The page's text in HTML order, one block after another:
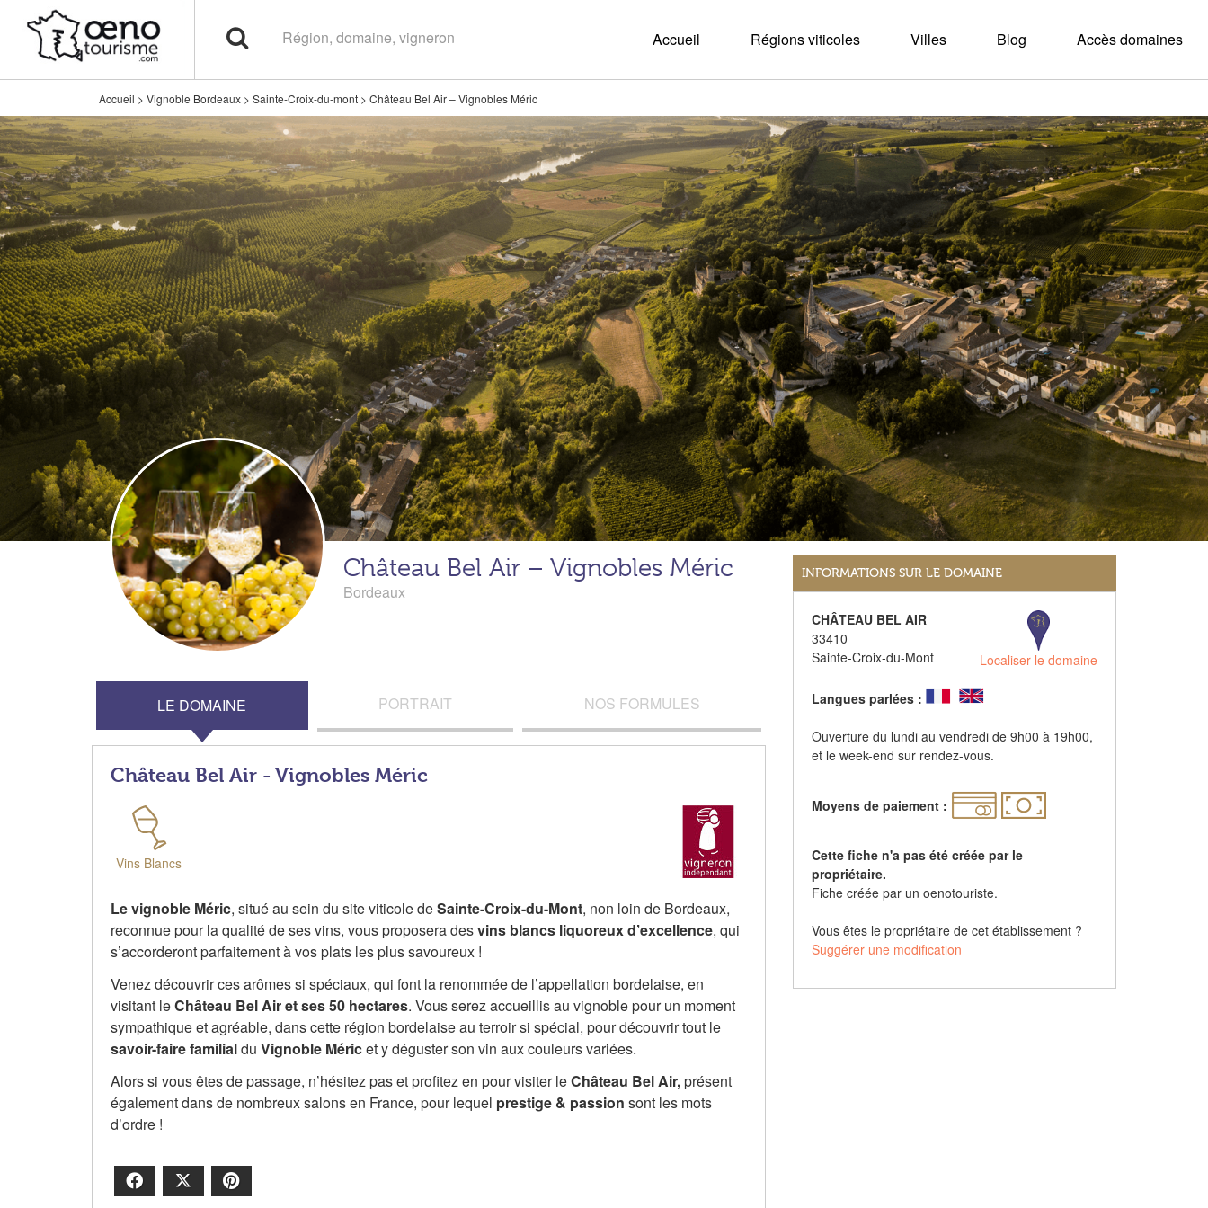
Accueil Régions viticoles Villes Blog Accès domaines
Accueil > Vignoble Bordeaux > Sainte-Croix-du-mont > Château Bel Air – Vignobles Méric
Château Bel Air – Vignobles Méric
Bordeaux
LE DOMAINE PORTRAIT NOS FORMULES
Château Bel Air - Vignobles Méric
Vins Blancs
Le vignoble Méric, situé au sein du site viticole deSainte-Croix-du-Mont, non loin de Bordeaux,
reconnue pour la qualité de ses vins, vous proposera desvins blancs liquoreux d’excellence, qui
s’accorderont parfaitement à vos plats les plus savoureux !
Venez découvrir ces arômes si spéciaux, qui font la renommée de l’appellation bordelaise, en
visitant leChâteau Bel Air et ses 50 hectares. Vous serez accueillis au vignoble pour un moment
sympathique et agréable, dans cette région bordelaise au terroir si spécial, pour découvrir tout le
savoir-faire familialdu Vignoble Méricet y déguster son vin aux couleurs variées.
Alors si vous êtes de passage, n’hésitez pas et profitez en pour visiter leChâteau Bel Air,présent
également dans de nombreux salons en France, pour lequel prestige & passion sont les mots
d’ordre !
Facebook
INFORMATIONS SUR LE DOMAINE
CHÂTEAU BEL AIR
33410
Sainte-Croix-du-Mont
Localiser le domaine
Langues parlées :
Ouverture du lundi au vendredi de 9h00 à 19h00,
et le week-end sur rendez-vous.
Moyens de paiement :
Cette fiche n'a pas été créée par le
propriétaire.
Fiche créée par un oenotouriste.
Vous êtes le propriétaire de cet établissement ?
Suggérer une modification